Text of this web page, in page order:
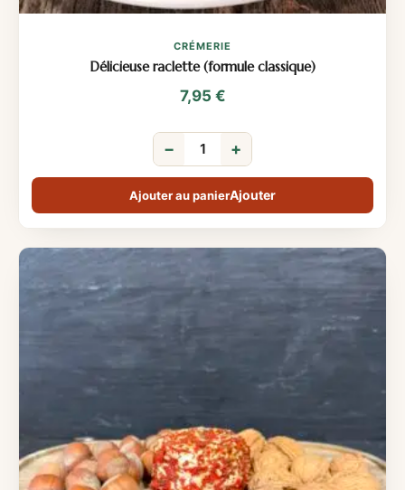
CRÉMERIE
Délicieuse raclette (formule classique)
7,95 €
− +
Ajouter au panier